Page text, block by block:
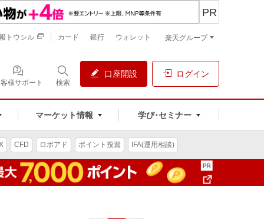
様サポート 検索
口座開設 ログイン
マーケット情報 学び･セミナー
PR
トウシル カード 銀行 ウォレット 楽天グループ
CFD ロボアド ポイント投資 IFA(運用相談)